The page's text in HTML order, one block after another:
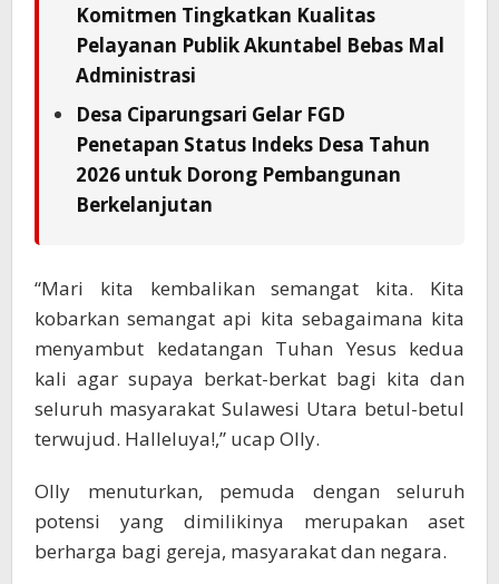
Komitmen Tingkatkan Kualitas
Pelayanan Publik Akuntabel Bebas Mal
Administrasi
Desa Ciparungsari Gelar FGD
Penetapan Status Indeks Desa Tahun
2026 untuk Dorong Pembangunan
Berkelanjutan
“Mari kita kembalikan semangat kita. Kita
kobarkan semangat api kita sebagaimana kita
menyambut kedatangan Tuhan Yesus kedua
kali agar supaya berkat-berkat bagi kita dan
seluruh masyarakat Sulawesi Utara betul-betul
terwujud. Halleluya!,” ucap Olly.
Olly menuturkan, pemuda dengan seluruh
potensi yang dimilikinya merupakan aset
berharga bagi gereja, masyarakat dan negara.